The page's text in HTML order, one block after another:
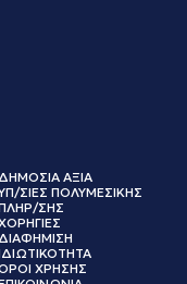
ΔΗΜΟΣΙΑ ΑΞΙΑ
ΣΙΕΣ ΠΟΛΥΜΕΣΙΚΗΣ
ΣΗΣ
ΔΙΑΦΗΜΙΣΗ
ΧΡΗΣΗΣ